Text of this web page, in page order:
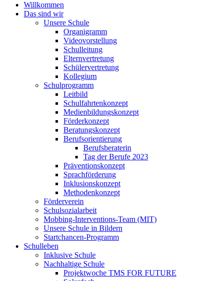
Willkommen
Das sind wir
Unsere Schule
Organigramm
Videovorstellung
Schulleitung
Elternvertretung
Schülervertretung
Kollegium
Schulprogramm
Leitbild
Schulfahrtenkonzept
Medienbildungskonzept
Förderkonzept
Beratungskonzept
Berufsorientierung
Berufsberaterin
Tag der Berufe 2023
Präventionskonzept
Sprachförderung
Inklusionskonzept
Methodenkonzept
Förderverein
Schulsozialarbeit
Mobbing-Interventions-Team (MIT)
Unsere Schule in Bildern
Startchancen-Programm
Schulleben
Inklusive Schule
Nachhaltige Schule
Projektwoche TMS FOR FUTURE